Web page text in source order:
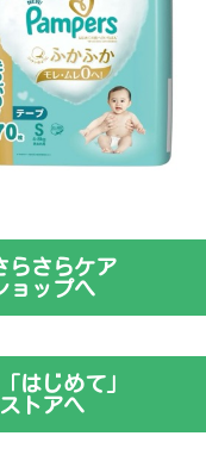
らさらケア
ョップへ
はじめて」
トアへ